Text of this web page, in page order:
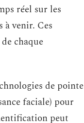
réel sur les
à venir. Ces
chaque
de pointe
faciale) pour
peut